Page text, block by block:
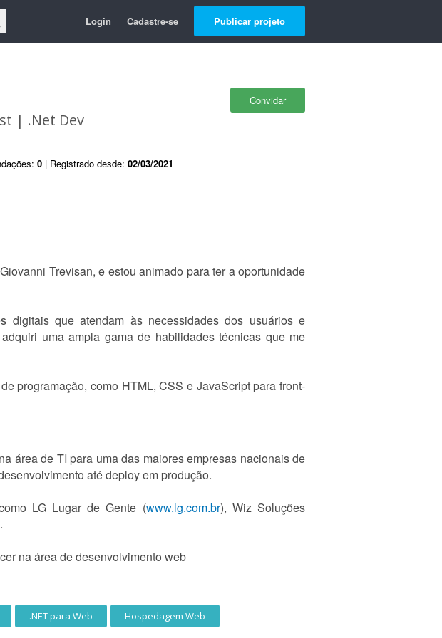
Login Cadastre-se Publicar projeto
Convidar
| .Net Dev
0 | Registrado desde: 02/03/2021
Trevisan, e estou animado para ter a oportunidade
digitais que atendam às necessidades dos usuários e
uma ampla gama de habilidades técnicas que me
programação, como HTML, CSS e JavaScript para front-
área de TI para uma das maiores empresas nacionais de
até deploy em produção.
LG Lugar de Gente (www.lg.com.br), Wiz Soluções
na área de desenvolvimento web
.NET para Web Hospedagem Web